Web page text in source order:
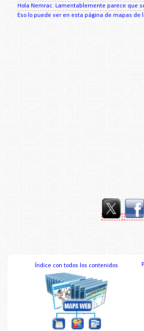
Hola Nemrac. Lamentablemente parece que
Eso lo puede ver en esta página de mapas de
Índice con todos los contenidos